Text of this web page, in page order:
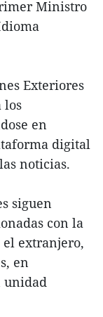
Ministro
Exteriores
los
en
digital
noticias.
siguen
con la
extranjero,
en
unidad